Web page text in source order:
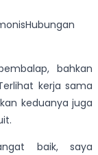
Hubungan
bahkan
kerja sama
keduanya juga
baik, saya